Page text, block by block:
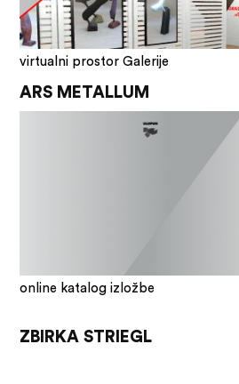
virtualni prostor Galerije
ARS METALLUM
online katalog izložbe
ZBIRKA STRIEGL